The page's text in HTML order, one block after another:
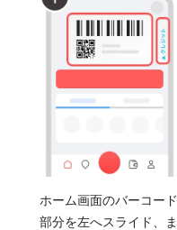
ホーム画面のバーコード
部分を左へスライド、ま